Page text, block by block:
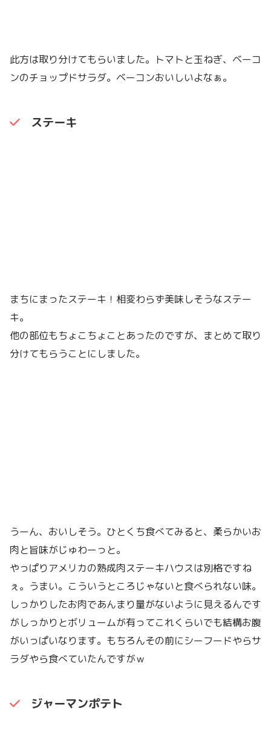
此方は取り分けてもらいました。トマトと玉ねぎ、ベーコ
ンのチョップドサラダ。ベーコンおいしいよなぁ。
ステーキ
まちにまったステーキ！相変わらず美味しそうなステー
キ。
他の部位もちょこちょことあったのですが、まとめて取り
分けてもらうことにしました。
うーん、おいしそう。ひとくち食べてみると、柔らかいお
肉と旨味がじゅわーっと。
やっぱりアメリカの熟成肉ステーキハウスは別格ですね
ぇ。うまい。こういうところじゃないと食べられない味。
しっかりしたお肉であんまり量がないように見えるんです
がしっかりとボリュームが有ってこれくらいでも結構お腹
がいっぱいなります。もちろんその前にシーフードやらサ
ラダやら食べていたんですがｗ
ジャーマンポテト